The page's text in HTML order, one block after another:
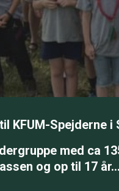
KFUM-Spejderne i
med ca
og op til 17 år...